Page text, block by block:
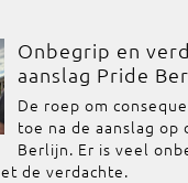
Onbegrip en
aanslag Pride
De roep om
toe na de aanslag op
Berlijn. Er is veel
de verdachte.